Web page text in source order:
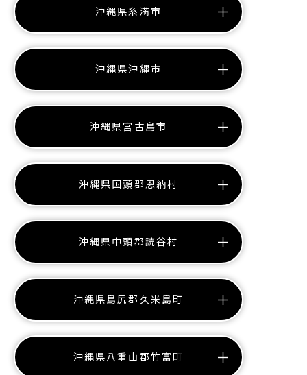
沖縄県糸満市
沖縄県沖縄市
沖縄県宮古島市
沖縄県国頭郡恩納村
沖縄県中頭郡読谷村
沖縄県島尻郡久米島町
沖縄県八重山郡竹富町